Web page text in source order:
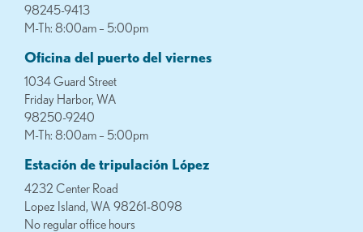
98245-9413
M-Th: 8:00am – 5:00pm
Oficina del puerto del viernes
1034 Guard Street
Friday Harbor, WA
98250-9240
M-Th: 8:00am – 5:00pm
Estación de tripulación López
4232 Center Road
Lopez Island, WA 98261-8098
No regular office hours